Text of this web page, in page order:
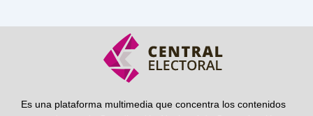
Es una plataforma multimedia que concentra los contenidos